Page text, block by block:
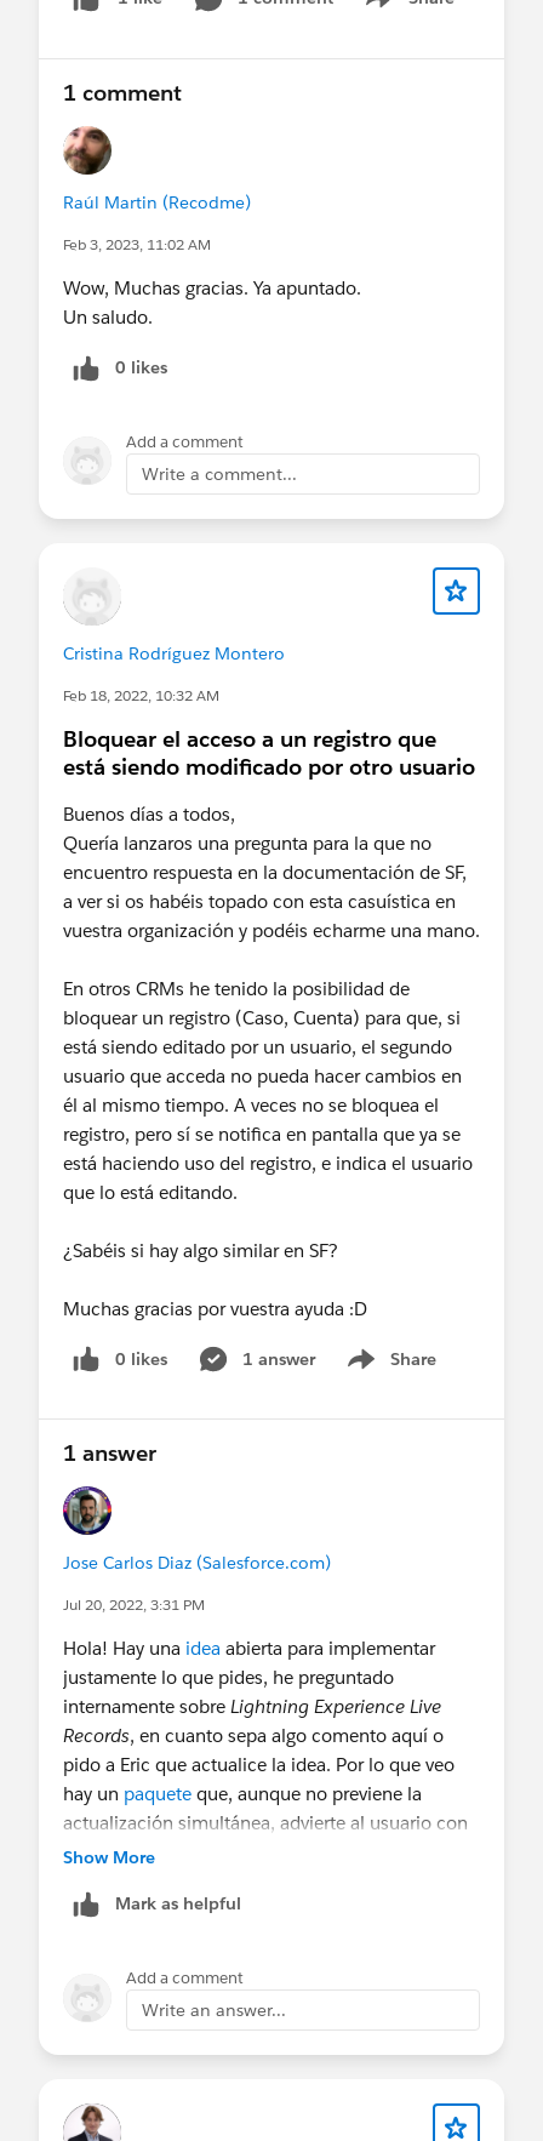
Show menu
1 comment
Raúl Martin (Recodme)
Feb 3, 2023, 11:02 AM
Wow, Muchas gracias. Ya apuntado.
Un saludo.
0 likes
Add a comment
Write a comment...
Cristina Rodríguez Montero
Feb 18, 2022, 10:32 AM
Bloquear el acceso a un registro que
está siendo modificado por otro usuario
Buenos días a todos,
Quería lanzaros una pregunta para la que no
encuentro respuesta en la documentación de SF,
a ver si os habéis topado con esta casuística en
vuestra organización y podéis echarme una mano.
En otros CRMs he tenido la posibilidad de
bloquear un registro (Caso, Cuenta) para que, si
está siendo editado por un usuario, el segundo
usuario que acceda no pueda hacer cambios en
él al mismo tiempo. A veces no se bloquea el
registro, pero sí se notifica en pantalla que ya se
está haciendo uso del registro, e indica el usuario
que lo está editando.
¿Sabéis si hay algo similar en SF?
Muchas gracias por vuestra ayuda :D
0 likes 1 answer Share
Show menu
1 answer
Jose Carlos Diaz (Salesforce.com)
Jul 20, 2022, 3:31 PM
Hola! Hay una idea abierta para implementar
justamente lo que pides, he preguntado
internamente sobre Lightning Experience Live
Records, en cuanto sepa algo comento aquí o
pido a Eric que actualice la idea. Por lo que veo
hay un paquete que, aunque no previene la
actualización simultánea, advierte al usuario con
un toast, lo mismo te puede servir de solución
Show More
Mark as helpful
Add a comment
Write an answer...